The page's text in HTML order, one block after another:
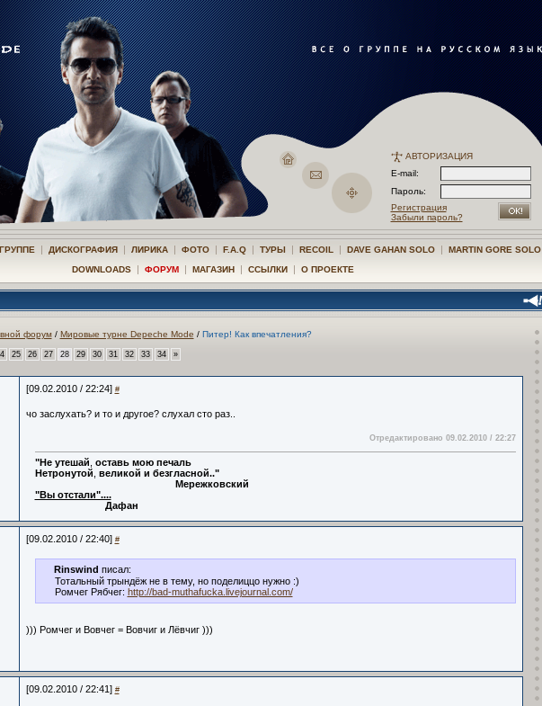
АВТОРИЗАЦИЯ
E-mail:
Пароль:
Регистрация
Забыли пароль?
| ДИСКОГРАФИЯ | ЛИРИКА | ФОТО | F.A.Q | ТУРЫ | RECOIL | DAVE GAHAN SOLO | MARTIN GORE SOLO
DOWNLOADS | ФОРУМ | МАГАЗИН | ССЫЛКИ | О ПРОЕКТЕ
форум/ Мировые турне Depeche Mode / Питер! Как впечатления?
25 26 27 28 29 30 31 32 33 34 »
[09.02.2010 / 22:24] #
чо заслухать? и то и другое? слухал сто раз..
Отредактировано 09.02.2010 / 22:27
"Не утешай оставь мою печаль
Нетронутой великой и безгласной.."
Мережковский
"Вы отстали"....
Дафан
[09.02.2010 / 22:40] #
Rinswind писал:
Тотальный трындёж не в тему, но поделиццо нужно :)
Ромчег Рябчег: http://bad-muthafucka.livejournal.com/
))) Ромчег и Вовчег = Вовчиг и Лёвчиг )))
[09.02.2010 / 22:41] #